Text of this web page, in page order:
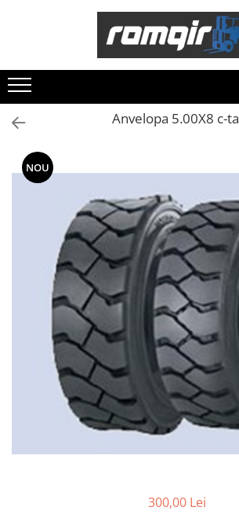
Piese Motor
Piese Motor D 2500
Piese Motor D 3900
Piese de Schimb Balkancar
Catarg Motostivuitor Balkancar
Alte Piese Catarg
Role Catarg
Piese Punte Fata
Butuci Balkancar
Piese Grup Diferențial
Piese Punte Față Motostivuitor
Planetare Balkancar
Sistem Alimentare Balkancar
Diverse Piese Alimentare
Duze Injector
Injectoare Balkancar
Pompe Alimentare
Pompe Injectie
Anvelopa 5.00X8 c-ta
NOU
300,00 Lei